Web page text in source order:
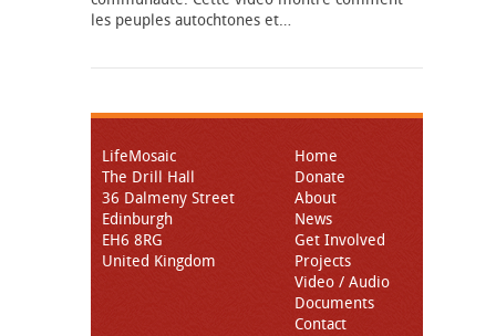
les peuples autochtones et…
LifeMosaic
The Drill Hall
36 Dalmeny Street
Edinburgh
EH6 8RG
United Kingdom
Home
Donate
About
News
Get Involved
Projects
Video / Audio
Documents
Contact